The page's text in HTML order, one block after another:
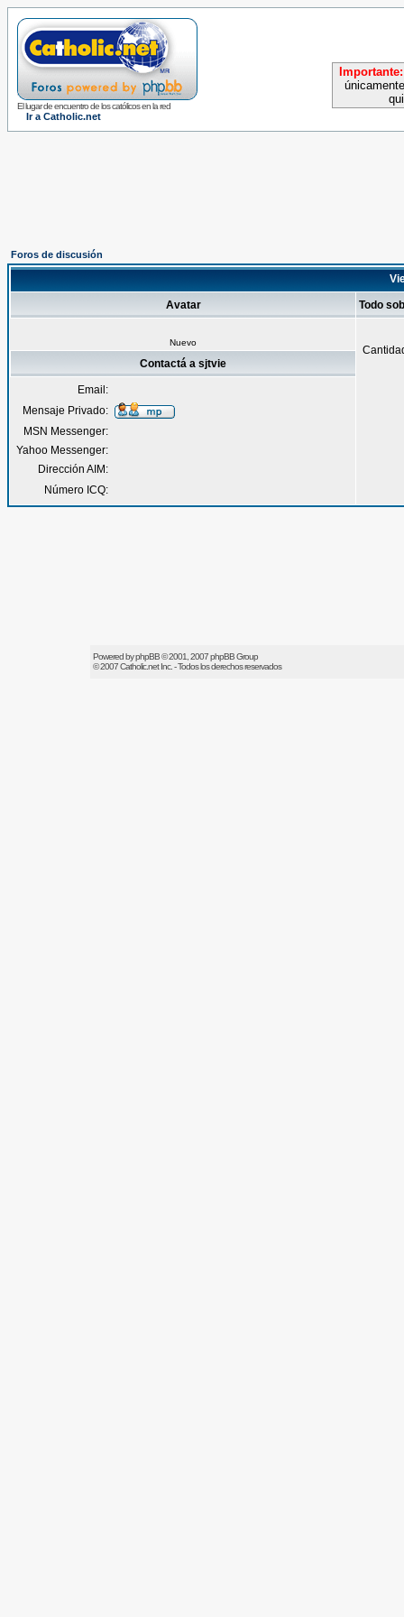
El lugar de encuentro de los católicos en la red
Ir a Catholic.net
Importante:
Foros de discusión
Avatar Todo
Nuevo
Contactá a sjtvie
Email:
Mensaje Privado:
MSN Messenger:
Yahoo Messenger:
Dirección AIM:
Número ICQ:
Powered byphpBB© 2001, 2007 phpBB Group
© 2007Catholic.netInc. - Todos los derechos reservados